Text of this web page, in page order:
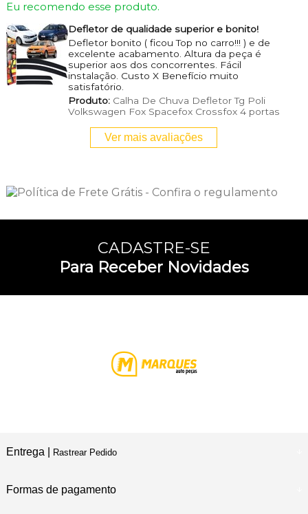
Eu recomendo esse produto.
Defletor de qualidade superior e bonito!
Defletor bonito ( ficou Top no carro!!! ) e de
excelente acabamento. Altura da peça é
superior aos dos concorrentes. Fácil
instalação. Custo X Benefício muito
satisfatório.
Produto:Calha De Chuva Defletor Tg Poli
Volkswagen Fox Spacefox Crossfox 4 portas
Ver mais avaliações
CADASTRE-SE
Para Receber Novidades
Entrega | Rastrear Pedido
Formas de pagamento